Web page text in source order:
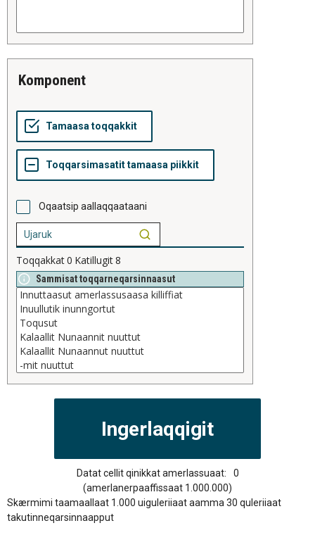
komponent
Oqaatsip aallaqqaataani
Toqqakkat0 Katillugit8
Sammisat toqqarneqarsinnaasut
Datat cellit qinikkat amerlassuaat:
0
(amerlanerpaaffissaat 1.000.000)
Skærmimi taamaallaat 1.000 uiguleriiaat aamma 30 quleriiaat
takutinneqarsinnaapput